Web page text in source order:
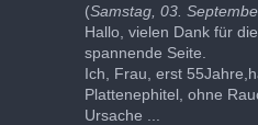
(Samstag, 03.
Hallo, vielen Dank für
spannende Seite.
Ich, Frau, erst
Plattenephitel, ohne
Ursache ...